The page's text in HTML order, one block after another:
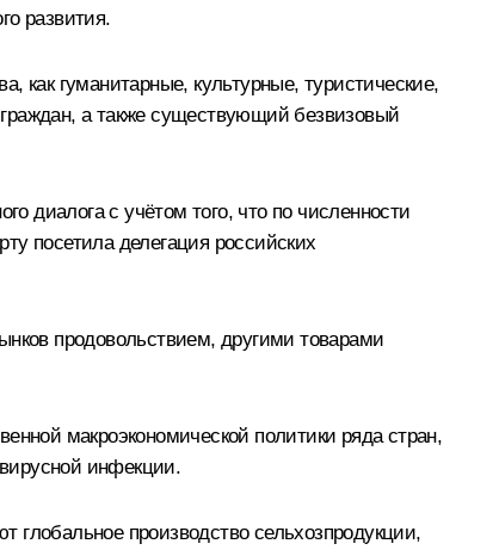
развития.
как гуманитарные, культурные, туристические,
а также существующий безвизовый
диалога с учётом того, что по численности
посетила делегация российских
продовольствием, другими товарами
макроэкономической политики ряда стран,
инфекции.
глобальное производство сельхозпродукции,